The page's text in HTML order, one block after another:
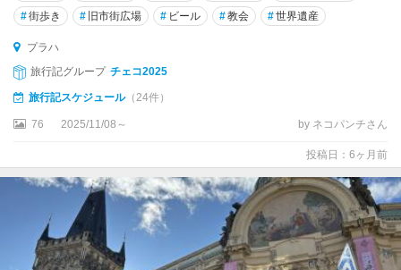
#街歩き # 旧市街広場 # ビール #教会 #世界遺産
プラハ
旅行記グループ チェコ2025
旅行記スケジュール（24件）
76 2025/11/08～ by ネコパンチさん
投稿日：6ヶ月前